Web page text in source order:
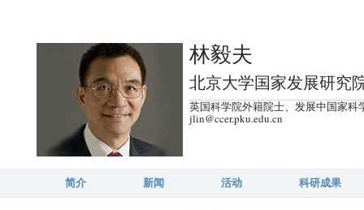
页
面
的
容
林毅夫
北京大学国家发展研究
英国科学院外籍院士、发展中国家
jlin@ccer.pku.edu.cn
简介 新闻 活动 科研成果